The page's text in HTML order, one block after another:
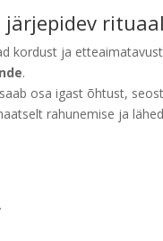
järjepidev rituaal
kordust ja
.
osa igast õhtust,
rahunemise ja